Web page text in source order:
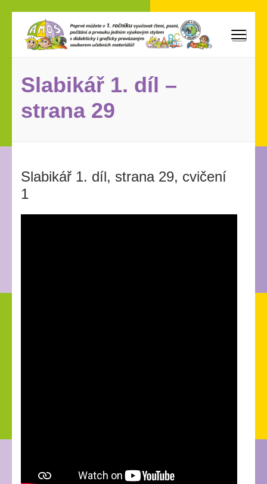
Přeskočit
obsah
Enter)AMOS
provázaným souborem učebních materiálů!
Slabikář 1. díl –
strana 29
Slabikář 1. díl, strana 29, cvičení
1